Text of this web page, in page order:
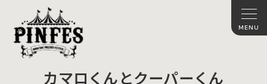
カマロくんとクーパーくん